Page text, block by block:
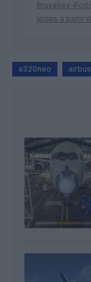
loisirs à partir
a320neo airbus